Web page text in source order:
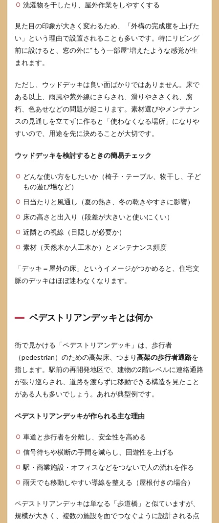
洗濯物を干したり、屋外作業をしやすくする
見た目の印象が大きく変わるため、「外構の完成度を上げた
い」という理由で設置されることも多いです。特にリビング
前に設けると、窓の外に“もう一部屋”増えたような感覚が生
まれます。
ただし、ウッドデッキは良い面ばかりではありません。床で
ある以上、雨風や紫外線にさらされ、滑りやささくれ、腐
朽、色あせなどの問題が起こります。素材選びやメンテナン
スの見通しを立てずに作ると「使わなくなる場所」になりや
すいので、用途を先に決めることが大切です。
ウッドデッキを検討するときの簡易チェック
どんな使い方をしたいか（椅子・テーブル、物干し、子ど
もの遊び場など）
日当たりと風通し（夏の熱さ、冬の乾きやすさに影響）
床の高さと出入り（段差が大きいと使いにくい）
近隣との視線（目隠しが必要か）
素材（天然木か人工木か）とメンテナンス頻度
「デッキ＝屋外の床」というイメージがつかめると、住宅文
脈のデッキはほぼ迷わなくなります。
ペデストリアンデッキとは何か
街で見かける「ペデストリアンデッキ」は、歩行者
（pedestrian）のための高架床、つまり高架の歩行者通路を
指します。駅前の再開発地区で、建物の2階レベルに連絡通路
が張り巡らされ、道路を渡らずに移動できる構造を見たこと
がある人も多いでしょう。あれが典型例です。
ペデストリアンデッキが作られる主な理由
車道と歩行者を分離し、安全性を高める
信号待ちや横断の手間を減らし、回遊性を上げる
駅・商業施設・オフィスなどをつないで人の流れを作る
雨天でも移動しやすい導線を整える（屋根付きの場合）
ペデストリアンデッキは単なる「歩道橋」と似ていますが、
規模が大きく、複数の施設を面でつなぐように設計される点